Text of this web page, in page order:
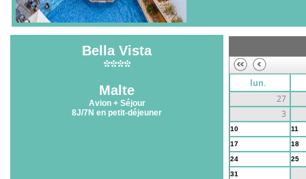
Bella Vista
Malte
Avion + Séjour
8J/7N en petit-déjeuner
lun.
27
3
10
11
17
18
24
25
31